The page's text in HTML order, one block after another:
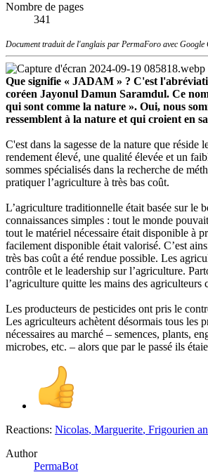
Nombre de pages
341
Document traduit de l'anglais par PermaForo avec Google
Que signifie « JADAM » ? C'est
coréen Jayonul Damun Saramdul. Ce
qui sont comme la nature ». Oui, nous
ressemblent à la nature et qui croient en
C'est dans la sagesse de la nature que réside
rendement élevé, une qualité élevée et un
sommes spécialisés dans la recherche de
pratiquer l’agriculture à très bas coût.
L’agriculture traditionnelle était basée sur le
connaissances simples : tout le monde
tout le matériel nécessaire était disponible à
facilement disponible était valorisé. C’est
très bas coût a été rendue possible. Les
contrôle et le leadership sur l’agriculture.
l’agriculture quitte les mains des agriculteurs
Les producteurs de pesticides ont pris le
Les agriculteurs achètent désormais tous les
nécessaires au marché – semences, plants,
microbes, etc. – alors que par le passé ils
Reactions: Nicolas, Marguerite, Frigourien
Author
PermaBot